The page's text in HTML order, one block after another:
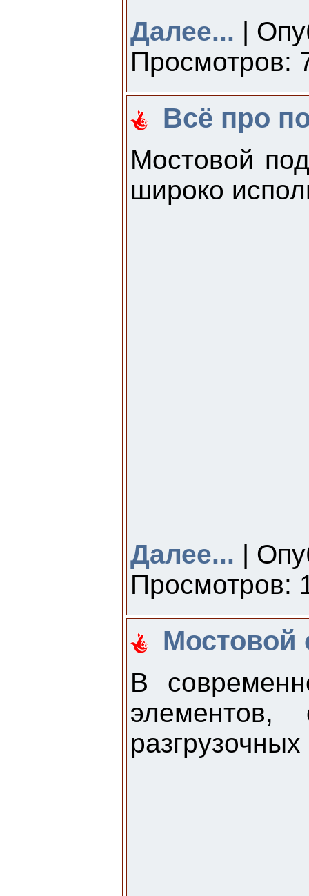
Далее... |
Просмотров:
Всё про
Мостовой
широко
Далее... |
Просмотров:
Мостовой
В
элементов,